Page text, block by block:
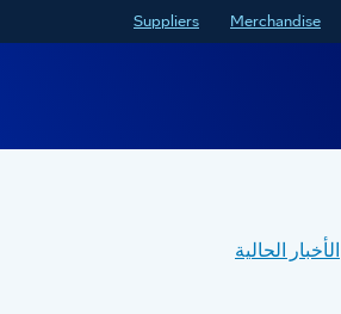
Merchandise
Suppliers
الأخبار الحالية